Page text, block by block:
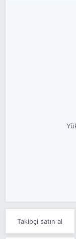
Takipçi satın al